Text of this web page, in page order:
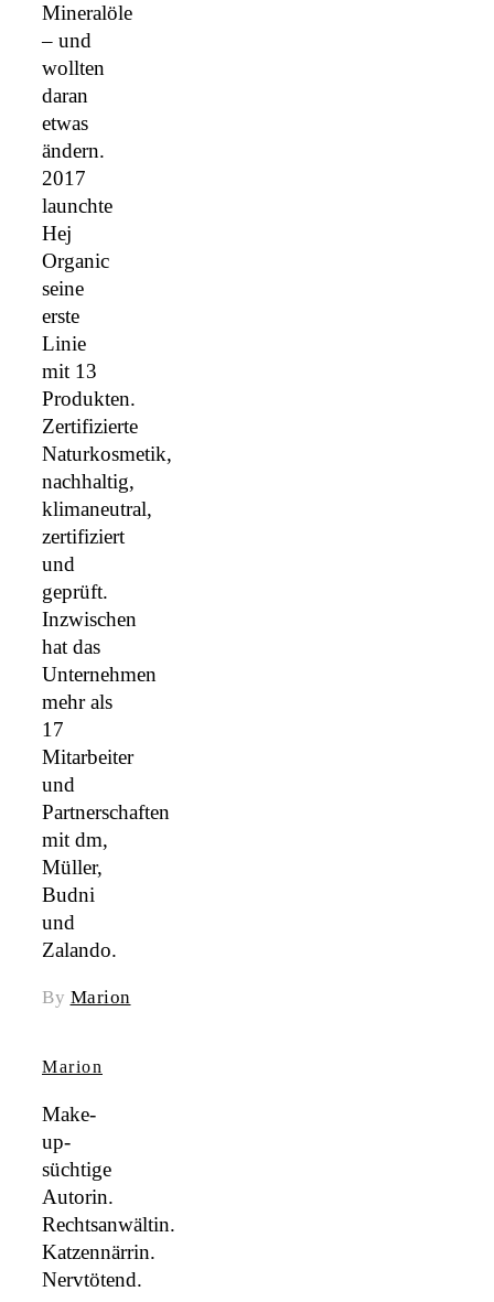
Mineralöle
– und
wollten
daran
etwas
ändern.
2017
launchte
Hej
Organic
seine
erste
Linie
mit 13
Produkten.
Zertifizierte
Naturkosmetik,
nachhaltig,
klimaneutral,
zertifiziert
und
geprüft.
Inzwischen
hat das
Unternehmen
mehr als
17
Mitarbeiter
und
Partnerschaften
mit dm,
Müller,
Budni
und
Zalando.
By Marion
Marion
Make-
up-
süchtige
Autorin.
Rechtsanwältin.
Katzennärrin.
Nervtötend.